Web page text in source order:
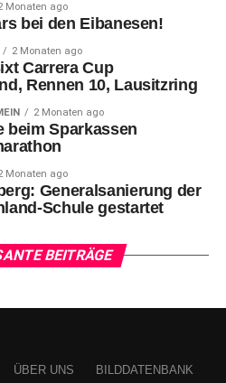
Monaten ago
bei den Eibanesen!
2 Monaten ago
Carrera Cup
Rennen 10, Lausitzring
2 Monaten ago
beim Sparkassen
Monaten ago
Generalsanierung der
Schule gestartet
BEITRÄGE
ÜBER UNS BILDDATENBANK